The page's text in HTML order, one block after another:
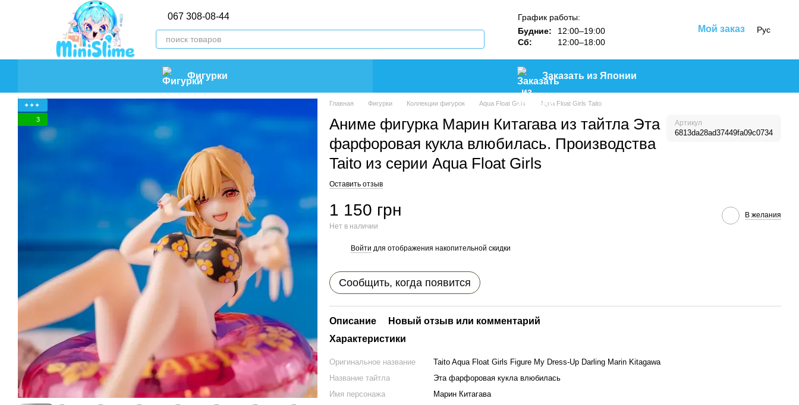
Перейти к основному контенту
067 308-08-44
График работы:
Будние:
12:00–19:00
Сб:
12:00–18:00
Мой заказ Рус
Фигурки Заказать из Японии
✦✦✦
3
Главная Фигурки Коллекции фигурок Aqua Float Girls Aqua Float Girls Taito
Аниме фигурка Марин Китагава из тайтла Эта
фарфоровая кукла влюбилась. Производства
Taito из серии Aqua Float Girls
Артикул
6813da28ad37449fa09c0734
Оставить отзыв
1 150 грн
Нет в наличии
В желания
Войти для отображения накопительной скидки
Сообщить, когда появится
Описание
Новый отзыв или комментарий
Характеристики
Оригинальное название
Taito Aqua Float Girls Figure My Dress-Up Darling Marin Kitagawa
Название тайтла
Эта фарфоровая кукла влюбилась
Имя персонажа
Марин Китагава